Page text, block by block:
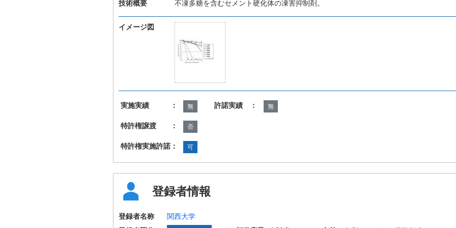
技術概要 不凍多糖を含むセメント硬化体の凍害抑制剤。
イメージ図
実施実績 ： 無 許諾実績 ： 無
特許権譲渡 ： 否
特許権実施許諾： 可
登録者情報
登録者名称
関西大学